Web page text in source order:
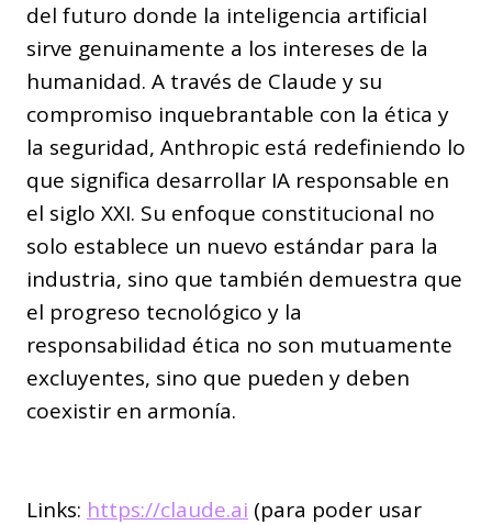
del futuro donde la inteligencia artificial
sirve genuinamente a los intereses de la
humanidad. A través de Claude y su
compromiso inquebrantable con la ética y
la seguridad, Anthropic está redefiniendo lo
que significa desarrollar IA responsable en
el siglo XXI. Su enfoque constitucional no
solo establece un nuevo estándar para la
industria, sino que también demuestra que
el progreso tecnológico y la
responsabilidad ética no son mutuamente
excluyentes, sino que pueden y deben
coexistir en armonía.
Links: https://claude.ai (para poder usar